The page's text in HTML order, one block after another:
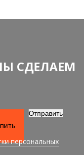
СДЕЛАЕМ
персональных